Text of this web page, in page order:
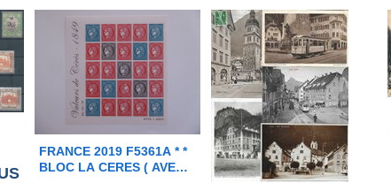
FRANCE 2019 F5361A * *
BLOC LA CERES ( AVEC